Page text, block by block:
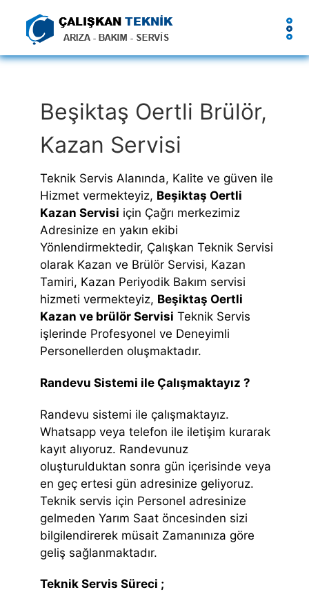
Beşiktaş Oertli Brülör,
Kazan Servisi
Teknik Servis Alanında, Kalite ve güven ile
Hizmet vermekteyiz, Beşiktaş Oertli
Kazan Servisi için Çağrı merkezimiz
Adresinize en yakın ekibi
Yönlendirmektedir, Çalışkan Teknik Servisi
olarak Kazan ve Brülör Servisi, Kazan
Tamiri, Kazan Periyodik Bakım servisi
hizmeti vermekteyiz, Beşiktaş Oertli
Kazan ve brülör Servisi Teknik Servis
işlerinde Profesyonel ve Deneyimli
Personellerden oluşmaktadır.
Randevu Sistemi ile Çalışmaktayız ?
Randevu sistemi ile çalışmaktayız.
Whatsapp veya telefon ile iletişim kurarak
kayıt alıyoruz. Randevunuz
oluşturulduktan sonra gün içerisinde veya
en geç ertesi gün adresinize geliyoruz.
Teknik servis için Personel adresinize
gelmeden Yarım Saat öncesinden sizi
bilgilendirerek müsait Zamanınıza göre
geliş sağlanmaktadır.
Teknik Servis Süreci ;